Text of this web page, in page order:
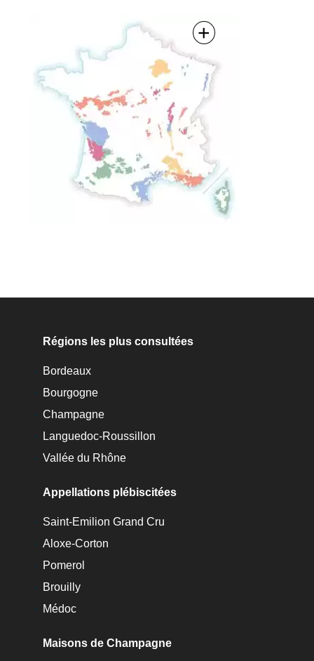
+
Régions les plus consultées
Bordeaux
Bourgogne
Champagne
Languedoc-Roussillon
Vallée du Rhône
Appellations plébiscitées
Saint-Emilion Grand Cru
Aloxe-Corton
Pomerol
Brouilly
Médoc
Maisons de Champagne